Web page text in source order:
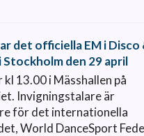
det officiella EM i Disco
den 29 april
13.00 i Mässhallen på
Invigningstalare är
för det internationella
World DanceSport